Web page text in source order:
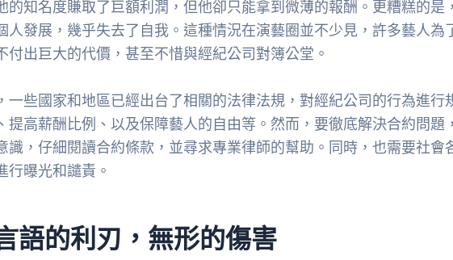
的知名度賺取了巨額利潤，但他卻只能拿到微薄的報酬。更糟糕的是
人發展，幾乎失去了自我。這種情況在演藝圈並不少見，許多藝人為
付出巨大的代價，甚至不惜與經紀公司對簿公堂。
一些國家和地區已經出台了相關的法律法規，對經紀公司的行為進行
提高薪酬比例、以及保障藝人的自由等。然而，要徹底解決合約問題
識，仔細閱讀合約條款，並尋求專業律師的幫助。同時，也需要社會
行曝光和譴責。
語的利刃，無形的傷害